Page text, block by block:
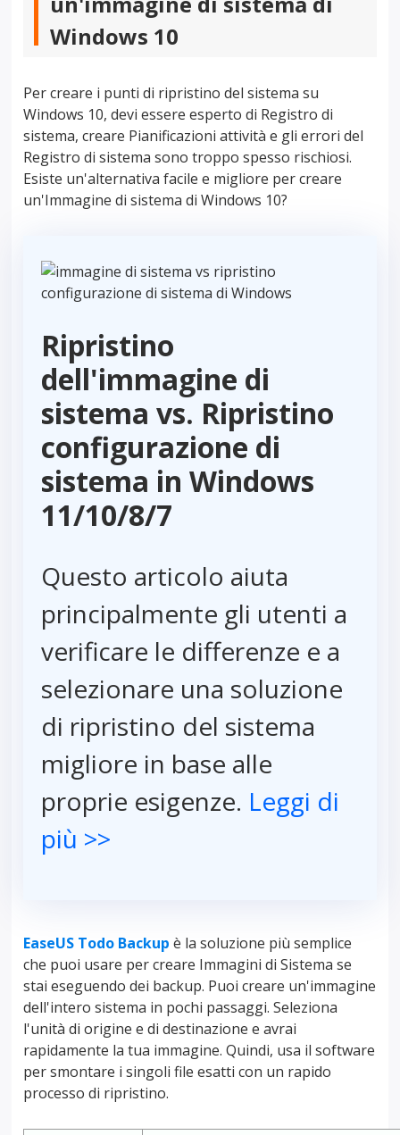
Windows 10
Per creare i punti di ripristino del sistema su
Windows 10, devi essere esperto di Registro di
sistema, creare Pianificazioni attività e gli errori del
Registro di sistema sono troppo spesso rischiosi.
Esiste un'alternativa facile e migliore per creare
un'Immagine di sistema di Windows 10?
Ripristino
dell'immagine di
sistema vs. Ripristino
configurazione di
sistema in Windows
11/10/8/7
Questo articolo aiuta
principalmente gli utenti a
verificare le differenze e a
selezionare una soluzione
di ripristino del sistema
migliore in base alle
proprie esigenze. Leggi di
più >>
EaseUS Todo Backup è la soluzione più semplice
che puoi usare per creare Immagini di Sistema se
stai eseguendo dei backup. Puoi creare un'immagine
dell'intero sistema in pochi passaggi. Seleziona
l'unità di origine e di destinazione e avrai
rapidamente la tua immagine. Quindi, usa il software
per smontare i singoli file esatti con un rapido
processo di ripristino.